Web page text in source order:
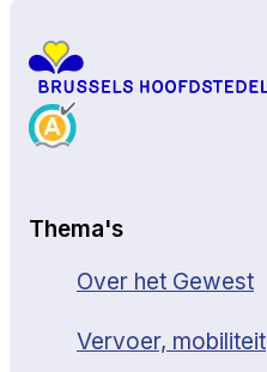
Thema's
Over het Gewest
Vervoer, mobiliteit